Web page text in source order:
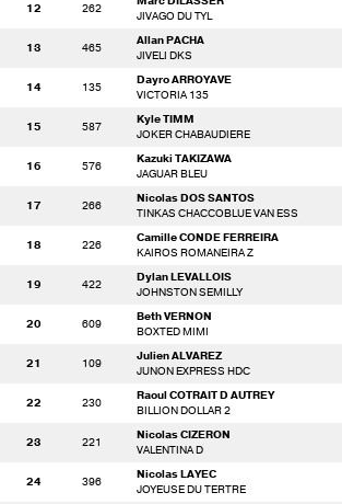
12 262
JIVAGO DU TYL
13 465
Allan PACHA
JIVELI DKS
14 135
Dayro ARROYAVE
VICTORIA 135
15 587
Kyle TIMM
JOKER CHABAUDIERE
16 576
Kazuki TAKIZAWA
JAGUAR BLEU
17 266
Nicolas DOS SANTOS
TINKAS CHACCOBLUE VAN ESS
18 226
Camille CONDE FERREIRA
KAIROS ROMANEIRA Z
19 422
Dylan LEVALLOIS
JOHNSTON SEMILLY
20 609
Beth VERNON
BOXTED MIMI
21 109
Julien ALVAREZ
JUNON EXPRESS HDC
22 230
Raoul COTRAIT D AUTREY
BILLION DOLLAR 2
23 221
Nicolas CIZERON
VALENTINA D
24 396
Nicolas LAYEC
JOYEUSE DU TERTRE